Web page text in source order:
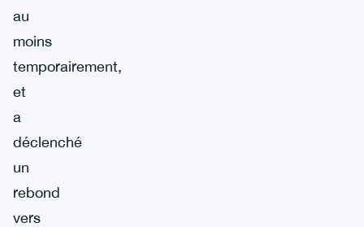
au
moins
temporairement,
et
a
déclenché
un
rebond
vers